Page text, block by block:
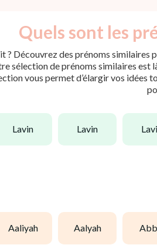
Quels sont les
? Découvrez des prénoms similaires
sélection de prénoms similaires est
vous permet d’élargir vos
lavin lavin
aaliyah aalyah